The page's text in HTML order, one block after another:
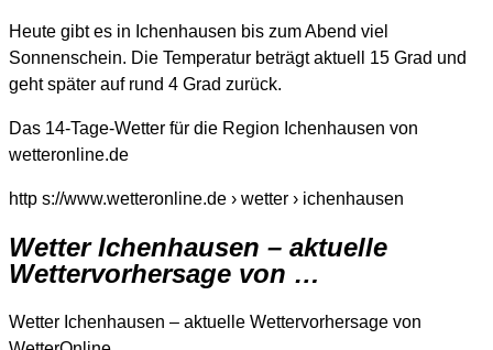
Heute gibt es in Ichenhausen bis zum Abend viel
Sonnenschein. Die Temperatur beträgt aktuell 15 Grad und
geht später auf rund 4 Grad zurück.
Das 14-Tage-Wetter für die Region Ichenhausen von
wetteronline.de
http s://www.wetteronline.de › wetter › ichenhausen
Wetter Ichenhausen – aktuelle
Wettervorhersage von …
Wetter Ichenhausen – aktuelle Wettervorhersage von